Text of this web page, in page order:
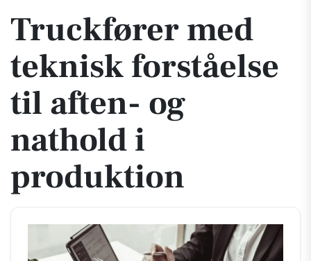
Truckfører med
teknisk forståelse
til aften- og
nathold i
produktion